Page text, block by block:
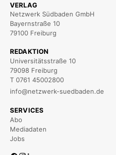
VERLAG
Netzwerk Südbaden GmbH
Bayernstraße 10
79100 Freiburg
REDAKTION
Universitätsstraße 10
79098 Freiburg
T 0761 45002800
info@netzwerk-suedbaden.de
SERVICES
Abo
Mediadaten
Jobs